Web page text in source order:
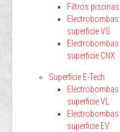
Filtros piscinas
Electrobombas
superficie VS
Electrobombas
superficie CNX
Superficie E-Tech
Electrobombas
superficie VL
Electrobombas
superficie EV